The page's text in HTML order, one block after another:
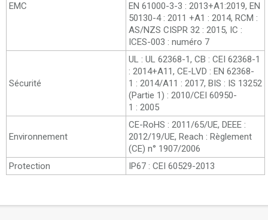
EMC
EN 61000-3-3 : 2013+A1:2019, EN
50130-4 : 2011 +A1 : 2014, RCM :
AS/NZS CISPR 32 : 2015, IC :
ICES-003 : numéro 7
Sécurité
UL : UL 62368-1, CB : CEI 62368-1
: 2014+A11, CE-LVD : EN 62368-
1 : 2014/A11 : 2017, BIS : IS 13252
(Partie 1) : 2010/CEI 60950-
1 : 2005
Environnement
CE-RoHS : 2011/65/UE, DEEE :
2012/19/UE, Reach : Règlement
(CE) n° 1907/2006
Protection
IP67 : CEI 60529-2013